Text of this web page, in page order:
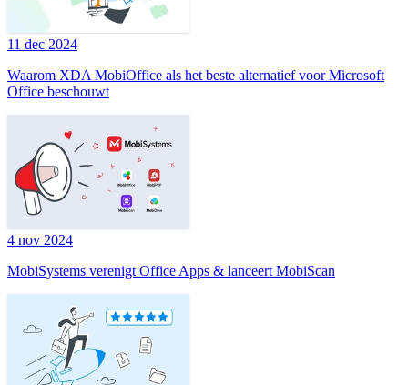
11 dec 2024
Waarom XDA MobiOffice als het beste alternatief voor Microsoft
Office beschouwt
4 nov 2024
MobiSystems verenigt Office Apps & lanceert MobiScan